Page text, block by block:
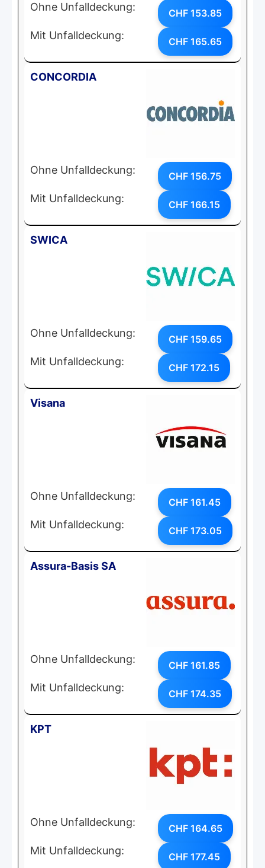
Ohne Unfalldeckung: CHF 153.85
Mit Unfalldeckung: CHF 165.65
CONCORDIA
Ohne Unfalldeckung: CHF 156.75
Mit Unfalldeckung: CHF 166.15
SWICA
Ohne Unfalldeckung: CHF 159.65
Mit Unfalldeckung: CHF 172.15
Visana
Ohne Unfalldeckung: CHF 161.45
Mit Unfalldeckung: CHF 173.05
Assura-Basis SA
Ohne Unfalldeckung: CHF 161.85
Mit Unfalldeckung: CHF 174.35
KPT
Ohne Unfalldeckung: CHF 164.65
Mit Unfalldeckung: CHF 177.45